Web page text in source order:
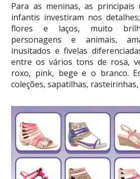
Para as meninas, as principais
infantis investiram nos
flores e laços, muito
personagens e animais,
inusitados e fivelas
entre os vários tons de rosa,
roxo, pink, bege e o branco.
coleções, sapatilhas,